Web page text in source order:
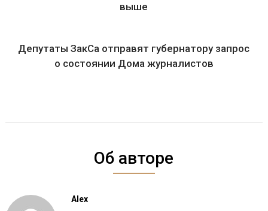
выше
Депутаты ЗакСа отправят губернатору запрос
о состоянии Дома журналистов
Об авторе
Alex